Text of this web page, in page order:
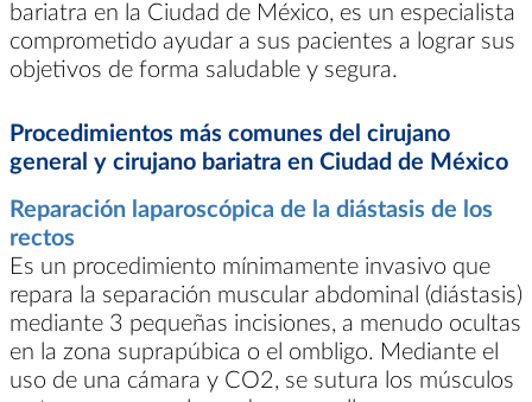
bariatra en la Ciudad de México, es un especialista
comprometido ayudar a sus pacientes a lograr sus
objetivos de forma saludable y segura.
Procedimientos más comunes del cirujano
general y cirujano bariatra en Ciudad de México
Reparación laparoscópica de la diástasis de los
rectos
Es un procedimiento mínimamente invasivo que
repara la separación muscular abdominal (diástasis)
mediante 3 pequeñas incisiones, a menudo ocultas
en la zona suprapúbica o el ombligo. Mediante el
uso de una cámara y CO2, se sutura los músculos